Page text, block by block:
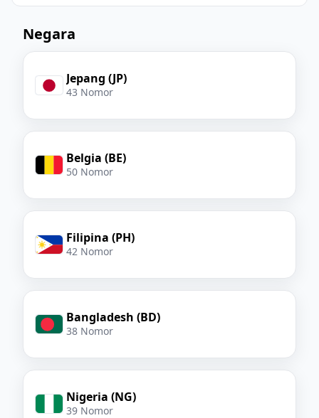
Negara
Jepang (JP)
43 Nomor
Belgia (BE)
50 Nomor
Filipina (PH)
42 Nomor
Bangladesh (BD)
38 Nomor
Nigeria (NG)
39 Nomor